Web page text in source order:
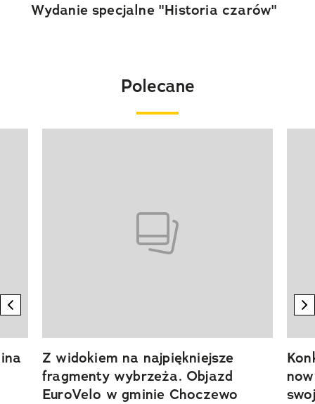
Wydanie specjalne "Historia czarów"
Polecane
previous element
Z widokiem na najpiękniejsze
fragmenty wybrzeża. Objazd
EuroVelo w gminie Choczewo